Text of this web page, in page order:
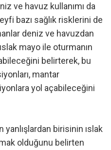
ve havuz kullanımı da
bazı sağlık risklerini de
deniz ve havuzdan
mayo ile oturmanın
belirterek, bu
mantar
yol açabileceğini
yanlışlardan birisinin ıslak
olduğunu belirten